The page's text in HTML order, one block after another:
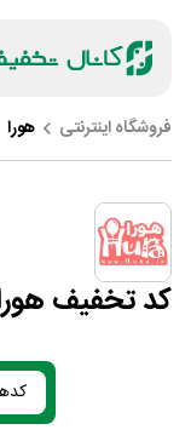
فروشگاه اینترنتی هورا
کد تخفیف